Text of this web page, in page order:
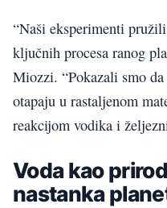
“Naši eksperimenti
ključnih procesa ranog
Miozzi. “Pokazali smo
otapaju u rastaljenom
reakcijom vodika i
Voda kao
nastanka